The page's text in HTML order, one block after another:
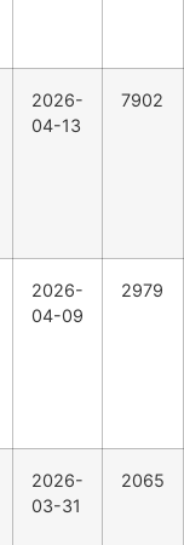
2026-
04-13
7902
2026-
04-09
2979
2026-
03-31
2065